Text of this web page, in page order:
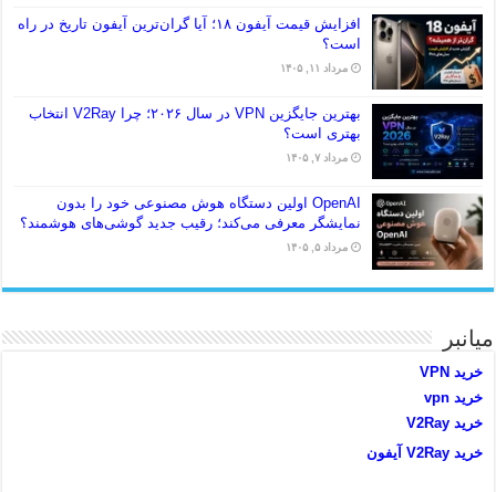
افزایش قیمت آیفون ۱۸؛ آیا گران‌ترین آیفون تاریخ در راه
است؟
مرداد ۱۱, ۱۴۰۵
بهترین جایگزین VPN در سال ۲۰۲۶؛ چرا V2Ray انتخاب
بهتری است؟
مرداد ۷, ۱۴۰۵
OpenAI اولین دستگاه هوش مصنوعی خود را بدون
نمایشگر معرفی می‌کند؛ رقیب جدید گوشی‌های هوشمند؟
مرداد ۵, ۱۴۰۵
میانبر
خرید VPN
خرید vpn
خرید V2Ray
خرید V2Ray آیفون